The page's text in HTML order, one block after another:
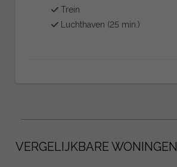
Trein
Luchthaven (25 min.)
VERGELIJKBARE WONINGEN